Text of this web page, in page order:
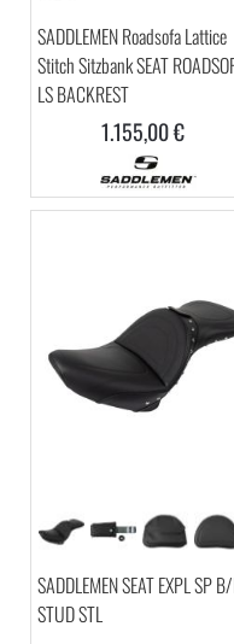
SADDLEMEN Roadsofa Lattice
Stitch Sitzbank SEAT
LS BACKREST
1.155,00 €
SADDLEMEN SEAT EXPL SP
STUD STL